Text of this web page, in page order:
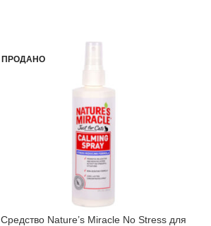
ПРОДАНО
Средство Nature’s Miracle No Stress для